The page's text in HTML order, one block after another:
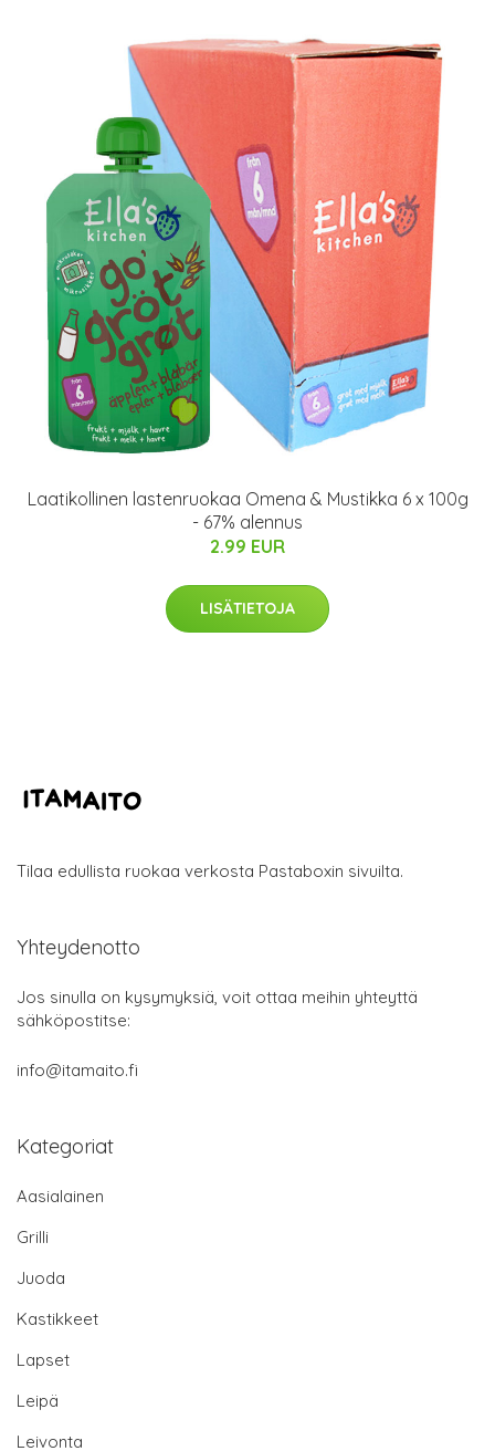
Laatikollinen lastenruokaa Omena & Mustikka 6 x 100g
- 67% alennus
2.99 EUR
LISÄTIETOJA
Tilaa edullista ruokaa verkosta Pastaboxin sivuilta.
Yhteydenotto
Jos sinulla on kysymyksiä, voit ottaa meihin yhteyttä
sähköpostitse:
info@itamaito.fi
Kategoriat
Aasialainen
Grilli
Juoda
Kastikkeet
Lapset
Leipä
Leivonta